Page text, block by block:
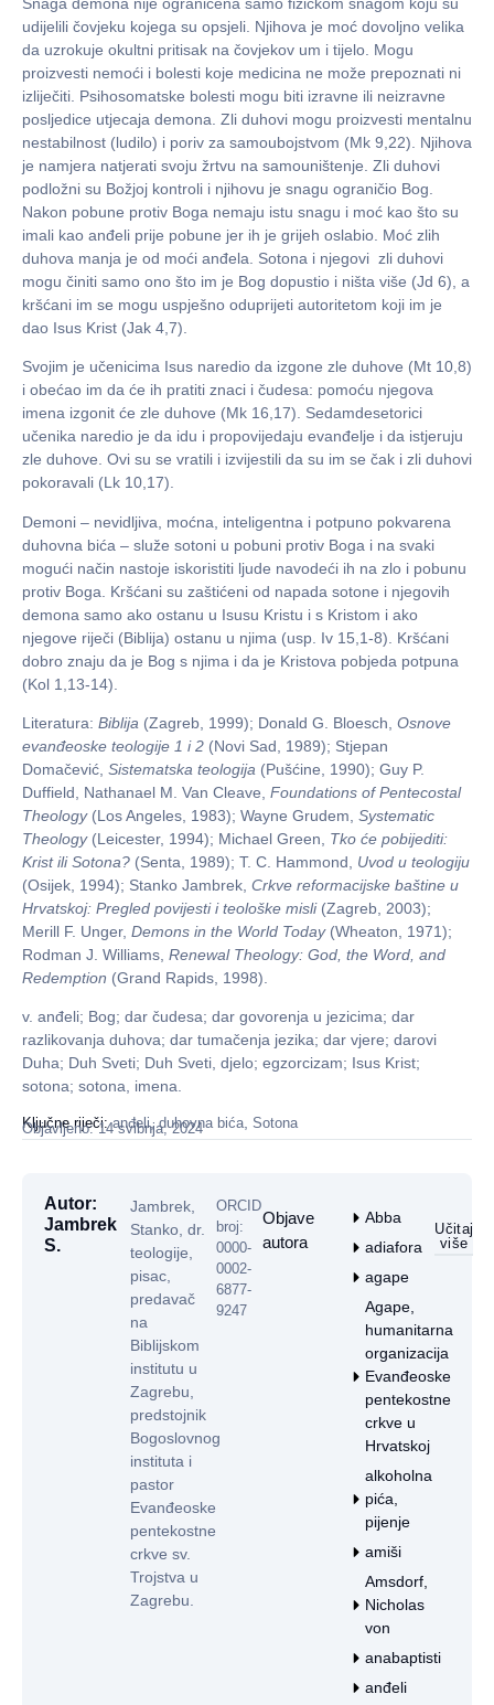
udijelili čovjeku kojega su opsjeli. Njihova je moć dovoljno velika
da uzrokuje okultni pritisak na čovjekov um i tijelo. Mogu
proizvesti nemoći i bolesti koje medicina ne može prepoznati ni
izliječiti. Psihosomatske bolesti mogu biti izravne ili neizravne
posljedice utjecaja demona. Zli duhovi mogu proizvesti mentalnu
nestabilnost (ludilo) i poriv za samoubojstvom (Mk 9,22). Njihova
je namjera natjerati svoju žrtvu na samouništenje. Zli duhovi
podložni su Božjoj kontroli i njihovu je snagu ograničio Bog.
Nakon pobune protiv Boga nemaju istu snagu i moć kao što su
imali kao anđeli prije pobune jer ih je grijeh oslabio. Moć zlih
duhova manja je od moći anđela. Sotona i njegovi zli duhovi
mogu činiti samo ono što im je Bog dopustio i ništa više (Jd 6), a
kršćani im se mogu uspješno oduprijeti autoritetom koji im je
dao Isus Krist (Jak 4,7).
Svojim je učenicima Isus naredio da izgone zle duhove (Mt 10,8)
i obećao im da će ih pratiti znaci i čudesa: pomoću njegova
imena izgonit će zle duhove (Mk 16,17). Sedamdesetorici
učenika naredio je da idu i propovijedaju evanđelje i da istjeruju
zle duhove. Ovi su se vratili i izvijestili da su im se čak i zli duhovi
pokoravali (Lk 10,17).
Demoni – nevidljiva, moćna, inteligentna i potpuno pokvarena
duhovna bića – služe sotoni u pobuni protiv Boga i na svaki
mogući način nastoje iskoristiti ljude navodeći ih na zlo i pobunu
protiv Boga. Kršćani su zaštićeni od napada sotone i njegovih
demona samo ako ostanu u Isusu Kristu i s Kristom i ako
njegove riječi (Biblija) ostanu u njima (usp. Iv 15,1-8). Kršćani
dobro znaju da je Bog s njima i da je Kristova pobjeda potpuna
(Kol 1,13-14).
Literatura: Biblija (Zagreb, 1999); Donald G. Bloesch, Osnove
evanđeoske teologije 1 i 2 (Novi Sad, 1989); Stjepan
Domačević, Sistematska teologija (Pušćine, 1990); Guy P.
Duffield, Nathanael M. Van Cleave, Foundations of Pentecostal
Theology (Los Angeles, 1983); Wayne Grudem, Systematic
Theology (Leicester, 1994); Michael Green, Tko će pobijediti:
Krist ili Sotona? (Senta, 1989); T. C. Hammond, Uvod u teologiju
(Osijek, 1994); Stanko Jambrek, Crkve reformacijske baštine u
Hrvatskoj: Pregled povijesti i teološke misli (Zagreb, 2003);
Merill F. Unger, Demons in the World Today (Wheaton, 1971);
Rodman J. Williams, Renewal Theology: God, the Word, and
Redemption (Grand Rapids, 1998).
v. anđeli; Bog; dar čudesa; dar govorenja u jezicima; dar
razlikovanja duhova; dar tumačenja jezika; dar vjere; darovi
Duha; Duh Sveti; Duh Sveti, djelo; egzorcizam; Isus Krist;
sotona; sotona, imena.
Ključne riječi:anđeli, duhovna bića Sotona
Objavljeno: 14 svibnja, 2024
Autor:
Jambrek
S.
Jambrek,
Stanko, dr.
teologije,
pisac,
predavač
na
Biblijskom
institutu u
Zagrebu,
predstojnik
Bogoslovnog
instituta i
pastor
Evanđeoske
pentekostne
crkve sv.
Trojstva u
Zagrebu.
ORCID
broj:
0000-
0002-
6877-
9247
Objave
autora
Abba
adiafora
agape
Agape,
humanitarna
organizacija
Evanđeoske
pentekostne
crkve u
Hrvatskoj
alkoholna
pića,
pijenje
amiši
Amsdorf,
Nicholas
von
anabaptisti
anđeli
Učitaj
više